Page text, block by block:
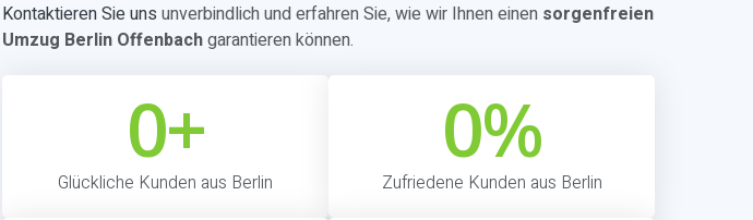
Kontaktieren Sie uns unverbindlich und erfahren Sie, wie wir Ihnen einen sorgenfreien
Umzug Berlin Offenbachgarantieren können.
Glückliche Kunden aus Berlin
0+
Zufriedene Kunden aus Berlin
0%